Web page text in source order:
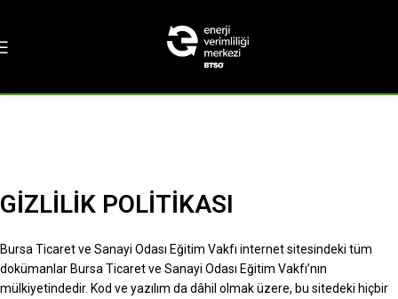
GİZLİLİK POLİTİKASI
Bursa Ticaret ve Sanayi Odası Eğitim Vakfı internet sitesindeki tüm
dokümanlar Bursa Ticaret ve Sanayi Odası Eğitim Vakfı’nın
mülkiyetindedir. Kod ve yazılım da dâhil olmak üzere, bu sitedeki hiçbir